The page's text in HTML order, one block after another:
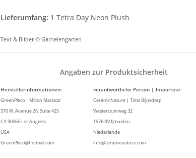
Lieferumfang: 1 Tetra Day Neon Plush
Text & Bilder © Garnelengarten
Angaben zur Produktsicherheit
Herstellerinformationen: verantwortliche Person | Importeur:
GreenPleco | Milton Mariscal
CeramicNature | Timo Bijnsdorp
570 W. Avenue 26, Suite 425
Westerduinweg 32
CA 90065 Los Angeles
1976 BV IJmuiden
USA
Niederlande
GreenPleco@hotmail.com
info@ceramicnature.com